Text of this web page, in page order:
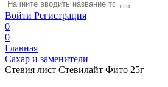
Войти Регистрация
0
0
Главная
Сахар и заменители
Стевия лист Стевилайт Фито 25г